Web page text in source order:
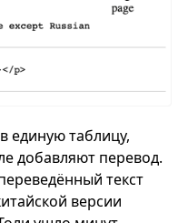
единую таблицу,
добавляют перевод.
текст
версии